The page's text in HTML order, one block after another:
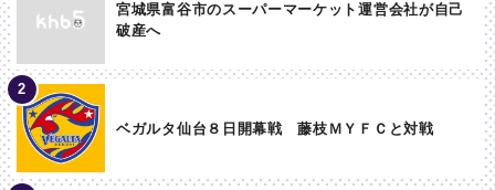
宮城県富谷市のスーパーマーケット運営会社が自己
破産へ
ベガルタ仙台８日開幕戦 藤枝ＭＹＦＣと対戦